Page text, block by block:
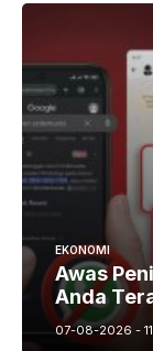
EKONOMI
Awas
Anda
07-08-2026 -